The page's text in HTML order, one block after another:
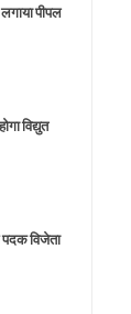
पीपल
विद्युत
पदक विजेता